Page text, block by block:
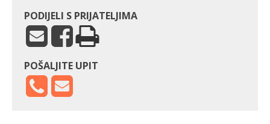
PODIJELI S PRIJATELJIMA
POŠALJITE UPIT